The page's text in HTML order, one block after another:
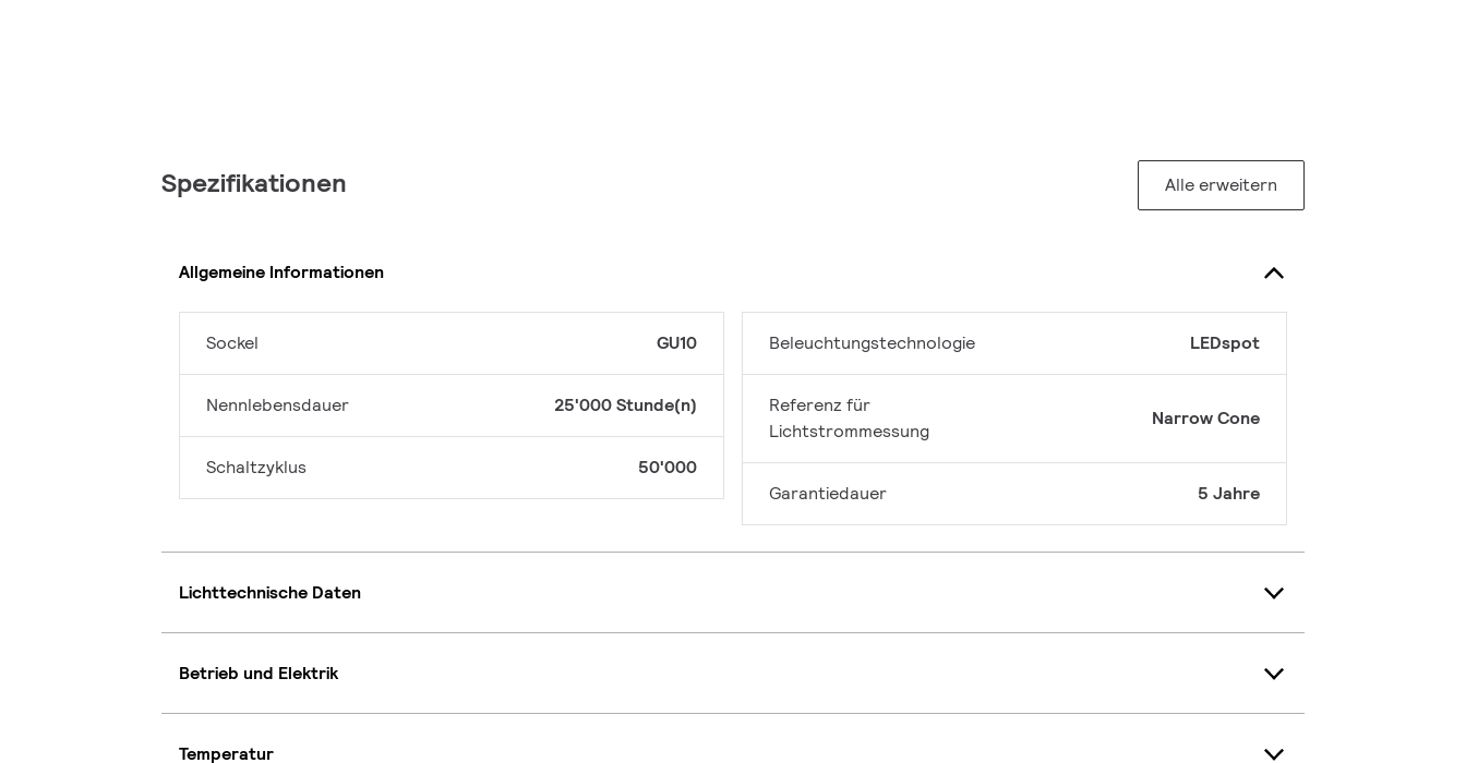
Spezifikationen Alle erweitern
Allgemeine Informationen
Sockel GU10
Nennlebensdauer 25'000 Stunde(n)
Schaltzyklus 50'000
Beleuchtungstechnologie LEDspot
Referenz für
Lichtstrommessung
Narrow Cone
Garantiedauer 5 Jahre
Lichttechnische Daten
Betrieb und Elektrik
Temperatur